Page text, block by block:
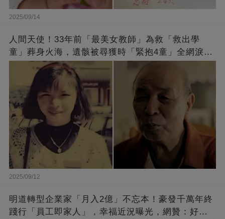
2025/09/14
人間天使！33年前「最美女教師」為救「救出學
童」葬身火海，遺骸被尋獲時「緊抱4童」全網淚
崩：真正的英雄不該被遺忘
2025/09/12
明道轉型企業家「月入2億」不忘本！豪發千萬年終
踐行「員工即家人」，幸福近況曝光，網贊：好老